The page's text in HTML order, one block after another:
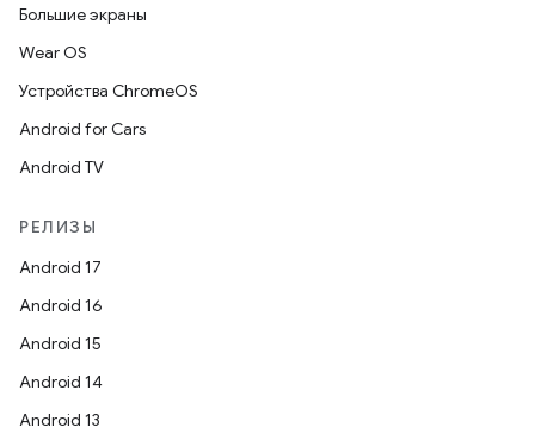
Большие экраны
Wear OS
Устройства ChromeOS
Android for Cars
Android TV
РЕЛИЗЫ
Android 17
Android 16
Android 15
Android 14
Android 13